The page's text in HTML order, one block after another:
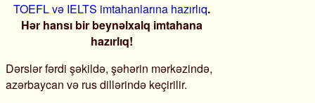
TOEFL və IELTS imtahanlarına hazırlıq.
Hər hansı bir beynəlxalq imtahana
hazırlıq!
Dərslər fərdi şəkildə, şəhərin mərkəzində,
azərbaycan və rus dillərində keçirilir.